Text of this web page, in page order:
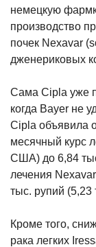
немецкую
производство
почек Nexavar
дженериковых
Сама Cipla уже
когда Bayer не
Cipla объявила
месячный курс
США) до 6,84
лечения
тыс. рупий
Кроме того,
рака легких